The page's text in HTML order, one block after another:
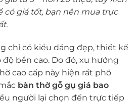
có giá tốt, bạn nên mua trực
chỉ có kiểu dáng đẹp, thiết kế
bền cao. Do đó, xu hướng
cao cấp này hiện rất phổ
bàn thờ gỗ gụ giá bao
người lại chọn đến trực tiếp